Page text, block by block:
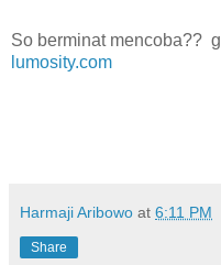
So berminat mencoba??
lumosity.com
Harmaji Aribowo at 6:11 PM
Share